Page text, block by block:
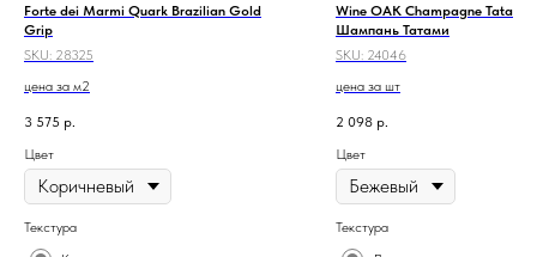
Forte dei Marmi Quark Brazilian Gold
Grip
SKU: 28325
цена за м2
3 575 р.
Цвет
Текстура
Wine OAK Champagne Tatami
Шампань Татами
SKU: 24046
цена за шт
2 098 р.
Цвет
Текстура